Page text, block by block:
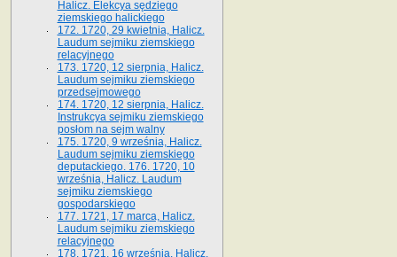
Halicz. Elekcya sędziego
ziemskiego halickiego
172. 1720, 29 kwietnia, Halicz.
Laudum sejmiku ziemskiego
relacyjnego
173. 1720, 12 sierpnia, Halicz.
Laudum sejmiku ziemskiego
przedsejmowego
174. 1720, 12 sierpnia, Halicz.
Instrukcya sejmiku ziemskiego
posłom na sejm walny
175. 1720, 9 września, Halicz.
Laudum sejmiku ziemskiego
deputackiego. 176. 1720, 10
września, Halicz. Laudum
sejmiku ziemskiego
gospodarskiego
177. 1721, 17 marca, Halicz.
Laudum sejmiku ziemskiego
relacyjnego
178. 1721, 16 września, Halicz.